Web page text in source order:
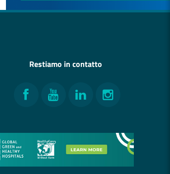
Restiamo in contatto
Facebook
YouTubeLinkedInInstagram